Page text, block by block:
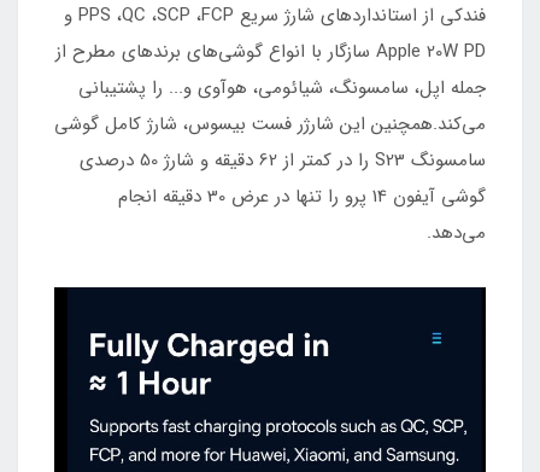
فندکی از استانداردهای شارژ سریع PPS ،QC ،SCP ،FCP و
Apple 20W PD سازگار با انواع گوشی‌های برندهای مطرح از
جمله اپل، سامسونگ، شیائومی، هوآوی و... را پشتیبانی
می‌کند.همچنین این شارژر فست بیسوس، شارژ کامل گوشی
سامسونگ S23 را در کمتر از 62 دقیقه و شارژ 50 درصدی
گوشی آیفون 14 پرو را تنها در عرض 30 دقیقه انجام
می‌دهد.